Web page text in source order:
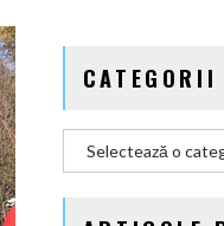
CATEGORII